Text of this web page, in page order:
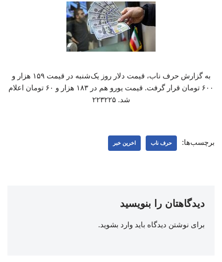
به گزارش حرف ناب، قیمت دلار روز یک‌شنبه در قیمت ۱۵۹ هزار و
۶۰۰ تومان قرار گرفت. قیمت یورو هم در ۱۸۳ هزار و ۶۰ تومان اعلام
شد. ۲۲۳۲۲۵
برچسب‌ها: حرف ناب اخرین خبر
دیدگاهتان را بنویسید
برای نوشتن دیدگاه باید وارد بشوید.